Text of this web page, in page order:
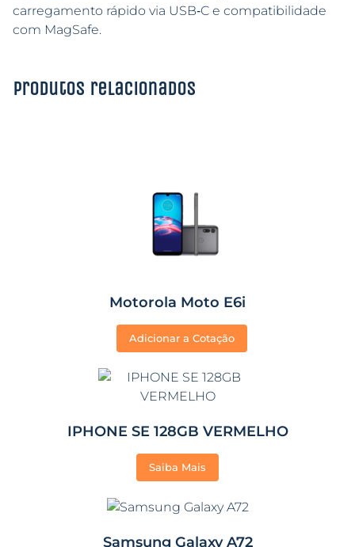
carregamento rápido via USB‑C e compatibilidade
com MagSafe.
Produtos relacionados
Motorola Moto E6i
Adicionar a Cotação
IPHONE SE 128GB VERMELHO
Saiba Mais
Samsung Galaxy A72